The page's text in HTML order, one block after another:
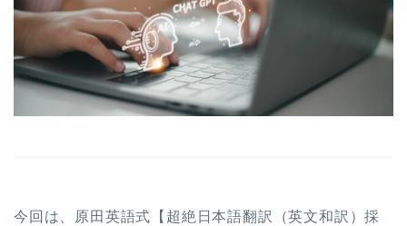
今回は、原田英語式【超絶日本語翻訳（英文和訳）採